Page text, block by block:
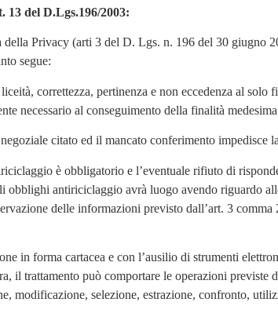
del D.Lgs.196/2003:
Privacy (arti 3 del D. Lgs. n. 196 del 30 giugno
segue:
correttezza, pertinenza e non eccedenza al solo
necessario al conseguimento della finalità
citato ed il mancato conferimento impedisce
è obbligatorio e l’eventuale rifiuto di
obblighi antiriciclaggio avrà luogo avendo riguardo
delle informazioni previsto dall’art. 3
in forma cartacea e con l’ausilio di strumenti
il trattamento può comportare le operazioni
modificazione, selezione, estrazione, confronto,